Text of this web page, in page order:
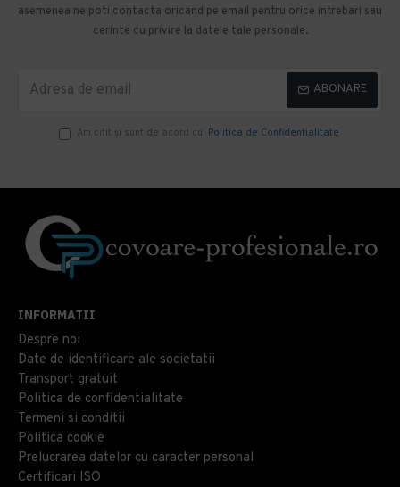
asemenea ne poti contacta oricand pe email pentru orice intrebari sau
cerinte cu privire la datele tale personale.
ABONARE
Am citit şi sunt de acord cu Politica de Confidentialitate
INFORMATII
Despre noi
Date de identificare ale societatii
Transport gratuit
Politica de confidentialitate
Termeni si conditii
Politica cookie
Prelucrarea datelor cu caracter personal
Certificari ISO